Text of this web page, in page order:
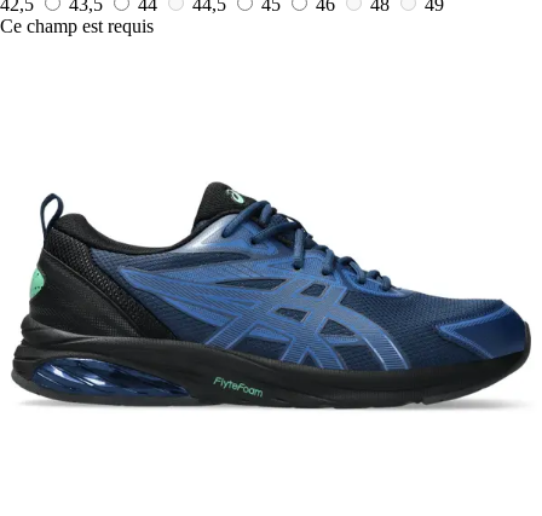
42,5 43,5 44 44,5 45 46 48
49
Ce champ est requis